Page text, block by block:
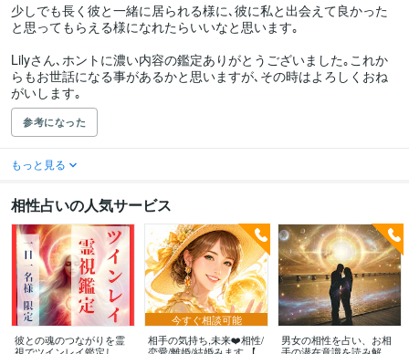
少しでも長く彼と一緒に居られる様に､彼に私と出会えて良かった
と思ってもらえる様になれたらいいなと思います｡
Lilyさん､ホントに濃い内容の鑑定ありがとうございました｡これか
らもお世話になる事があるかと思いますが､その時はよろしくおね
がいします｡
参考になった
もっと見る
相性占いの人気サービス
彼との魂のつながりを霊
今すぐ相談可能
相手の気持ち,未来❤️相性/
男女の相性を占い、お相